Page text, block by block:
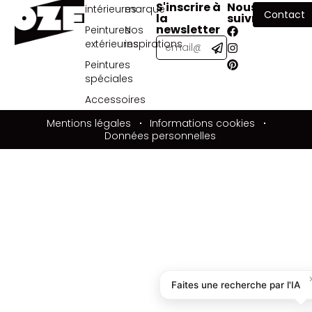
intérieures
Peintures
extérieures
Peintures
spéciales
Accessoires
marque
Nos
inspirations
S'inscrire à
la
newsletter
Nous
suivre Contact
Mentions légales
Informations cookies
Données personnelles
Faites une recherche par l'IA